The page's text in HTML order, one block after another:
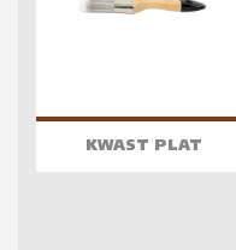
KWAST PLAT